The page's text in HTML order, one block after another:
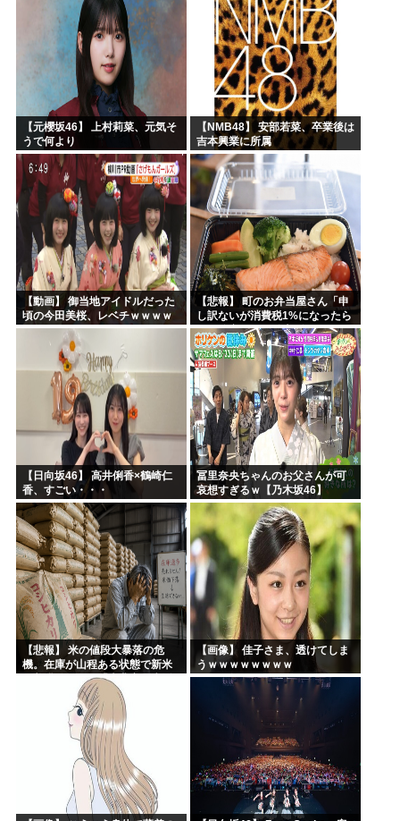
【元櫻坂46】 上村莉菜、元気そ
うで何より
【NMB48】 安部若菜、卒業後は
吉本興業に所属
【動画】 御当地アイドルだった
頃の今田美桜、レベチｗｗｗｗ
ｗｗｗｗｗｗｗｗｗｗｗｗｗｗ
【悲報】 町のお弁当屋さん「申
し訳ないが消費税1%になったら
その分商品代を値上げするわ」
【日向坂46】 高井俐香×鶴崎仁
香、すごい・・・
冨里奈央ちゃんのお父さんが可
哀想すぎるｗ【乃木坂46】
【悲報】 米の値段大暴落の危
機。在庫が山程ある状態で新米
の収穫始まる。「米農家が生活
【画像】 佳子さま、透けてしま
うｗｗｗｗｗｗｗｗ